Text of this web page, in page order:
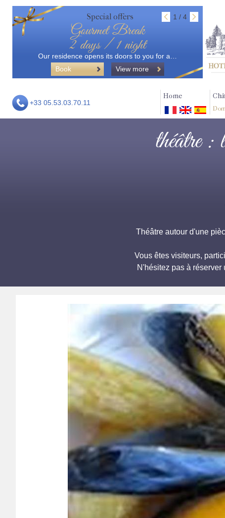
Special offers 1 / 4
Gourmet Break
2 days / 1 night
Our residence opens its doors to you for a…
Book
View more
+33 05.53.03.70.11
Home
théâtre :
Théâtre autour d'une
Vous êtes visiteurs,
N'hésitez pas à